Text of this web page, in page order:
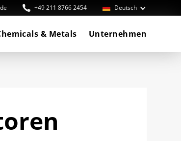
+49 211 8766 2454 Deutsch
& Metals Unternehmen